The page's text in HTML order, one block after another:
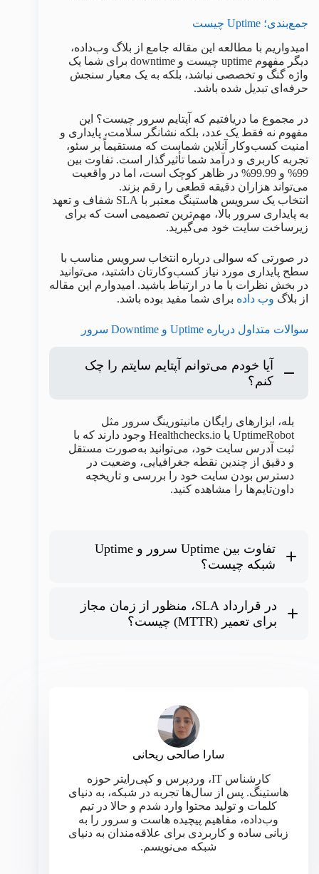
جمع‌بندی؛ Uptime چیست
امیدواریم با مطالعه این مقاله جامع از بلاگ وب‌داده،
دیگر مفهوم uptime چیست و downtime برای شما یک
واژه گنگ و تخصصی نباشد، بلکه به یک معیار سنجش
حرفه‌ای تبدیل شده باشد.
در مجموع ما دریافتیم که آپتایم سرور چیست؟ این
مفهوم نه فقط یک عدد، بلکه نشانگر سلامت، پایداری و
امنیت کسب‌وکار آنلاین شماست که مستقیماً بر سئو،
تجربه کاربری و درآمد شما تأثیرگذار است. تفاوت بین
99% و 99.99% در ظاهر کوچک است، اما در واقعیت
می‌تواند هزاران دقیقه قطعی را رقم بزند.
انتخاب یک سرویس هاستینگ معتبر با SLA شفاف و تعهد
به پایداری سرور بالا، مهم‌ترین تصمیمی است که برای
زیرساخت سایت خود می‌گیرید.
در صورتی که سوالی درباره انتخاب سرویس مناسب با
سطح پایداری مورد نیاز کسب‌وکارتان داشتید، می‌توانید
در بخش نظرات با ما در ارتباط باشید. امیدوارم این مقاله
از بلاگ وب‌ داده برای شما مفید بوده باشد.
سوالات متداول درباره Uptime و Downtime سرور
آیا خودم می‌توانم آپتایم سایتم را چک
کنم؟
بله، ابزارهای رایگان مانیتورینگ سرور مثل
UptimeRobot یا Healthchecks.io وجود دارند که با
ثبت آدرس سایت خود، می‌توانید به‌صورت مستقل
و دقیق از چندین نقطه جغرافیایی، وضعیت در
دسترس بودن سایت خود را بررسی و تاریخچه
داون‌تایم‌ها را مشاهده کنید.
تفاوت بین Uptime سرور و Uptime
شبکه چیست؟
Uptime سرور
Uptime شبکه
در قرارداد SLA، منظور از زمان مجاز
برای تعمیر (MTTR) چیست؟
سارا صالحی ریحانی
کارشناس IT، وردپرس و کپی‌رایتر حوزه
هاستینگ. پس از سال‌ها تجربه در شبکه، به دنیای
کلمات و تولید محتوا وارد شدم و حالا در تیم
وب‌داده، مفاهیم پیچیده هاست و سرور را به
زبانی ساده و کاربردی برای علاقه‌مندان به دنیای
شبکه می‌نویسم.